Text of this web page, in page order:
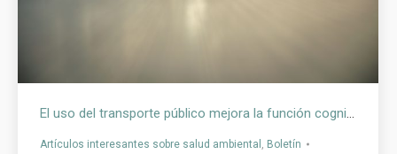
Artículos interesantes sobre salud ambiental
Boletín